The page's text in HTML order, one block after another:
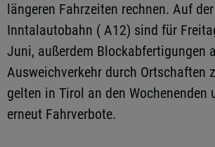
längeren Fahrzeiten rechnen. Auf
Inntalautobahn ( A12) sind für
Juni, außerdem Blockabfertigungen
Ausweichverkehr durch Ortschaften
gelten in Tirol an den Wochenenden
erneut Fahrverbote.